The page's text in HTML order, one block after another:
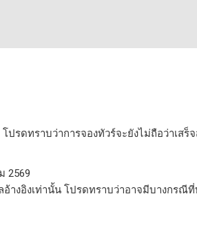
ปรดทราบว่าการจองทัวร์จะยังไม่ถือว่าเส
2569
งอิงเท่านั้น โปรดทราบว่าอาจมีบางกรณี